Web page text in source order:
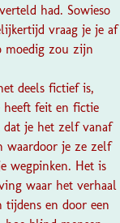
had. Sowieso
vraag je je af
moedig zou zijn
deels fictief is,
heeft feit en fictie
dat je het zelf vanaf
waardoor je ze zelf
wegpinken. Het is
waar het verhaal
tijdens en door een